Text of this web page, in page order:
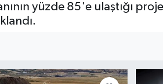
yüzde 85'e ulaştığı